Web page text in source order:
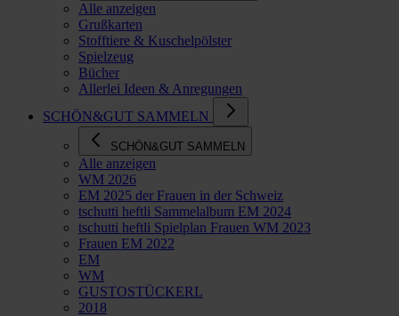
Alle anzeigen
Grußkarten
Stofftiere & Kuschelpölster
Spielzeug
Bücher
Allerlei Ideen & Anregungen
SCHÖN&GUT SAMMELN
SCHÖN&GUT SAMMELN
Alle anzeigen
WM 2026
EM 2025 der Frauen in der Schweiz
tschutti heftli Sammelalbum EM 2024
tschutti heftli Spielplan Frauen WM 2023
Frauen EM 2022
EM
WM
GUSTOSTÜCKERL
2018